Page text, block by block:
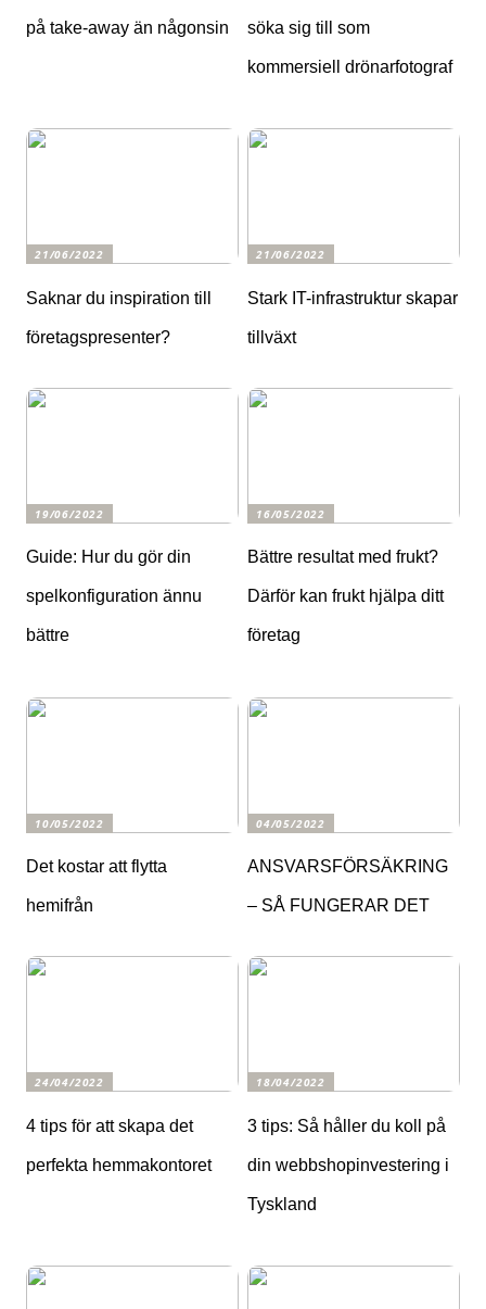
på take-away än någonsin söka sig till som
kommersiell drönarfotograf
21/06/2022
Saknar du inspiration till
företagspresenter?
21/06/2022
Stark IT-infrastruktur skapar
tillväxt
19/06/2022
Guide: Hur du gör din
spelkonfiguration ännu
bättre
16/05/2022
Bättre resultat med frukt?
Därför kan frukt hjälpa ditt
företag
10/05/2022
Det kostar att flytta
hemifrån
04/05/2022
ANSVARSFÖRSÄKRING
– SÅ FUNGERAR DET
24/04/2022
4 tips för att skapa det
perfekta hemmakontoret
18/04/2022
3 tips: Så håller du koll på
din webbshopinvestering i
Tyskland